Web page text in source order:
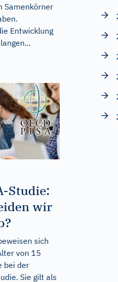
Samenkörner
Entwicklung
Studie:
wir
sich
von 15
bei der
Sie gilt als